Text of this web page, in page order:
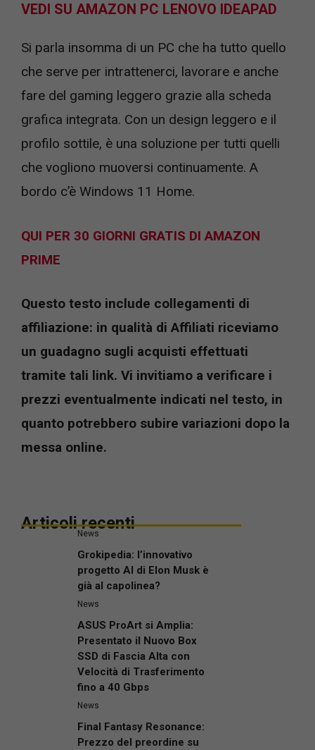
VEDI SU AMAZON PC LENOVO IDEAPAD
Si parla insomma di un PC che ha tutto quello
che serve per intrattenerci, lavorare e anche
fare del gaming leggero grazie alla scheda
grafica integrata. Con un design leggero e il
profilo sottile, è una soluzione per tutti quelli
che vogliono muoversi continuamente. A
bordo c’è Windows 11 Home.
QUI PER 30 GIORNI GRATIS DI AMAZON
PRIME
Questo testo include collegamenti di
affiliazione: in qualità di Affiliati riceviamo
un guadagno sugli acquisti effettuati
tramite tali link. Vi invitiamo a verificare i
prezzi eventualmente indicati nel testo, in
quanto potrebbero subire variazioni dopo la
messa online.
Articoli recenti
News
Grokipedia: l’innovativo
progetto AI di Elon Musk è
già al capolinea?
News
ASUS ProArt si Amplia:
Presentato il Nuovo Box
SSD di Fascia Alta con
Velocità di Trasferimento
fino a 40 Gbps
News
Final Fantasy Resonance:
Prezzo del preordine su